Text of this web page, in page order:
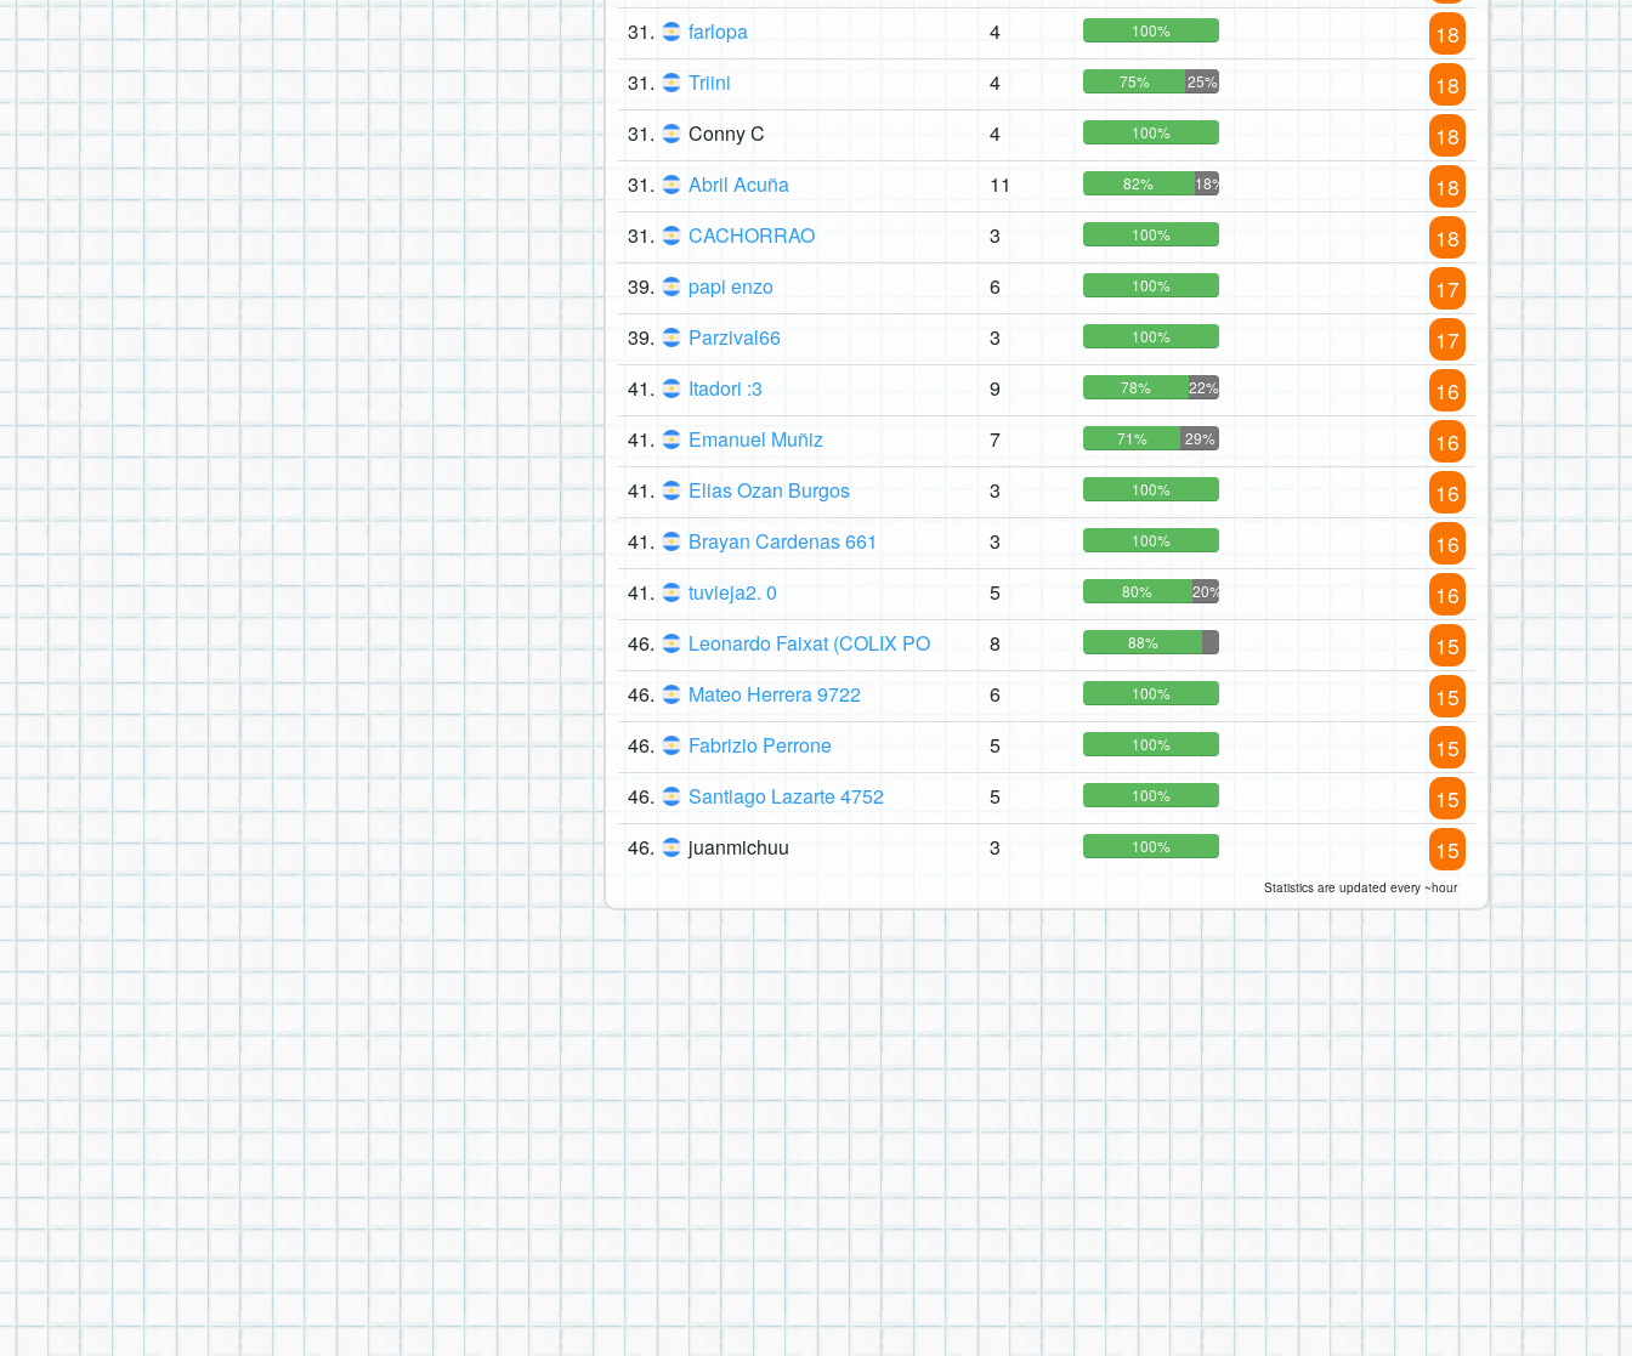
31. farlopa 4 100% 18
31. Triini 4 75% 25% 18
31. Conny C 4 100% 18
31. Abril Acuña 11 82% 18% 18
31. CACHORRAO 3 100% 18
39. papi enzo 6 100% 17
39. Parzival66 3 100% 17
41. Itadori :3 9 78% 22% 16
41. Emanuel Muñiz 7 71% 29% 16
41. Elias Ozan Burgos 3 100% 16
41. Brayan Cardenas 661 3 100% 16
41. tuvieja2. 0 5 80% 20% 16
46. Leonardo Faixat (COLIX PO 8 88% 15
46. Mateo Herrera 9722 6 100% 15
46. Fabrizio Perrone 5 100% 15
46. Santiago Lazarte 4752 5 100% 15
46. juanmichuu 3 100% 15
Statistics are updated every ~hour